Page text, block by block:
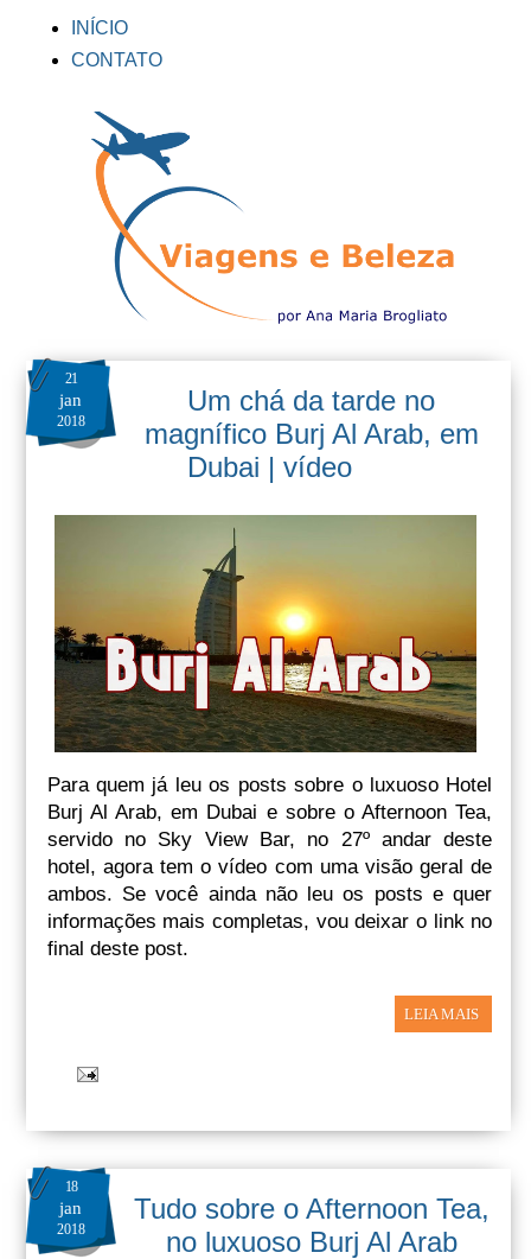
INÍCIO
CONTATO
21
jan
2018
Um chá da tarde no
magnífico Burj Al Arab, em
Dubai | vídeo
Para quem já leu os posts sobre o luxuoso Hotel
Burj Al Arab, em Dubai e sobre o Afternoon Tea,
servido no Sky View Bar, no 27º andar deste
hotel, agora tem o vídeo com uma visão geral de
ambos. Se você ainda não leu os posts e quer
informações mais completas, vou deixar o link no
final deste post.
LEIA MAIS
18
jan
2018
Tudo sobre o Afternoon Tea,
no luxuoso Burj Al Arab